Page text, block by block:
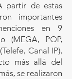
partir de estas
importantes
en 9
(MEGA, POP,
Canal IP),
más allá del
se realizaron